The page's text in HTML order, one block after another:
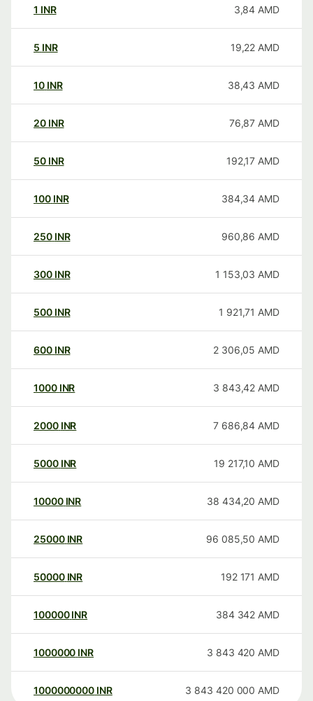
1 INR 3,84 AMD
5 INR 19,22 AMD
10 INR 38,43 AMD
20 INR 76,87 AMD
50 INR 192,17 AMD
100 INR 384,34 AMD
250 INR 960,86 AMD
300 INR 1 153,03 AMD
500 INR 1 921,71 AMD
600 INR 2 306,05 AMD
1000 INR 3 843,42 AMD
2000 INR 7 686,84 AMD
5000 INR 19 217,10 AMD
10000 INR 38 434,20 AMD
25000 INR 96 085,50 AMD
50000 INR 192 171 AMD
100000 INR 384 342 AMD
1000000 INR 3 843 420 AMD
1000000000 INR 3 843 420 000 AMD